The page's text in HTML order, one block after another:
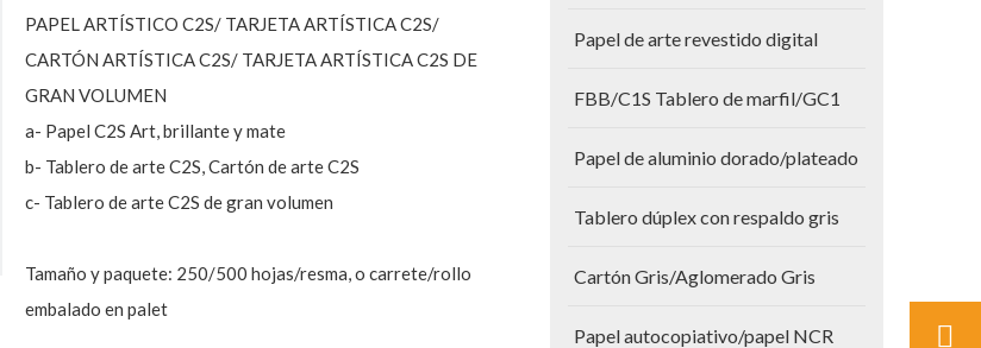
PAPEL ARTÍSTICO C2S/ TARJETA ARTÍSTICA C2S/
CARTÓN ARTÍSTICA C2S/ TARJETA ARTÍSTICA C2S DE
GRAN VOLUMEN
a- Papel C2S Art, brillante y mate
b- Tablero de arte C2S, Cartón de arte C2S
c- Tablero de arte C2S de gran volumen
Tamaño y paquete: 250/500 hojas/resma, o carrete/rollo
embalado en palet
Papel de arte revestido digital
FBB/C1S Tablero de marfil/GC1
Papel de aluminio dorado/plateado
Tablero dúplex con respaldo gris
Cartón Gris/Aglomerado Gris
Papel autocopiativo/papel NCR